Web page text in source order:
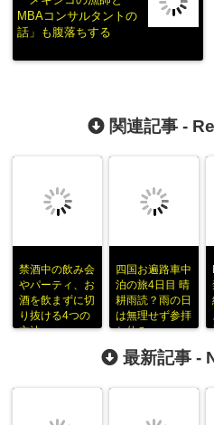
MBAコンサルタントの
話」も腹落ちする
関連記事 -
禁酒中の飲み会
やパーティ、お
酒を飲まずに切
り抜ける4つの
方法
四国お遍路車中
泊の旅4日目 晴
耕雨読？雨の日
は無理せず参拝
お休み
最新記事 -